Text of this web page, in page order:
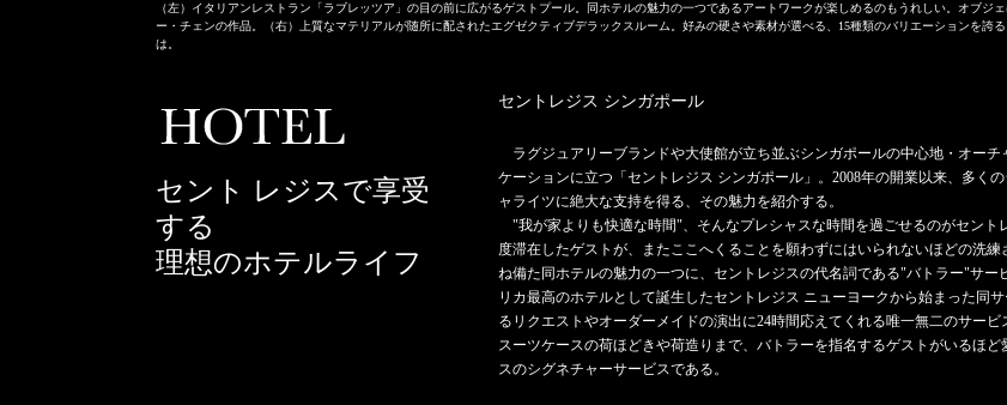
（左）イタリアンレストラン「ラブレッツア」の目の前に広がるゲストプール。同ホテルの魅力の一つであるアートワークが楽しめるのもうれしい。オブジ
ー・チェンの作品。（右）上質なマテリアルが随所に配されたエグゼクティブデラックスルーム。好みの硬さや素材が選べる、15種類のバリエーションを誇
は。
セント レジスで享受
する
理想のホテルライフ
セントレジス シンガポール
ラグジュアリーブランドや大使館が立ち並ぶシンガポールの中心地・オーチ
ケーションに立つ「セントレジス シンガポール」。2008年の開業以来、多く
ャライツに絶大な支持を得る、その魅力を紹介する。
"我が家よりも快適な時間"、そんなプレシャスな時間を過ごせるのがセント
度滞在したゲストが、またここへくることを願わずにはいられないほどの洗
ね備た同ホテルの魅力の一つに、セントレジスの代名詞である"バトラー"サー
リカ最高のホテルとして誕生したセントレジス ニューヨークから始まった同
るリクエストやオーダーメイドの演出に24時間応えてくれる唯一無二のサービ
スーツケースの荷ほどきや荷造りまで、バトラーを指名するゲストがいるほど
スのシグネチャーサービスである。